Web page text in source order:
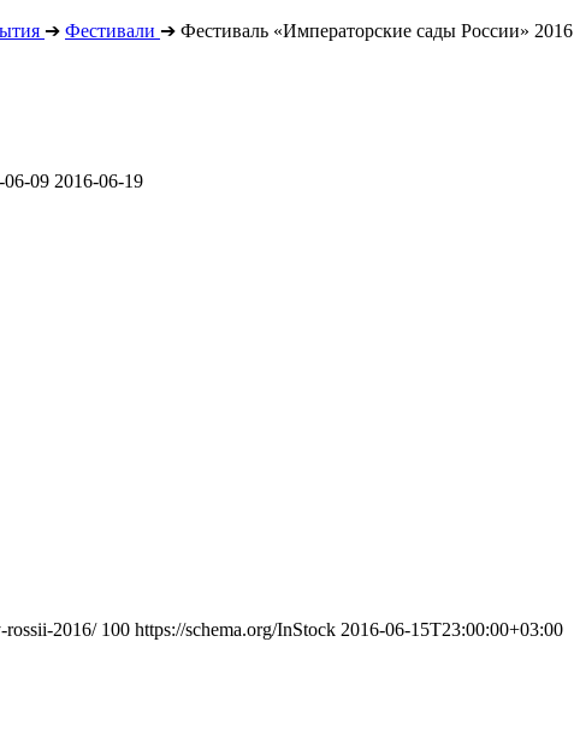
➔ Фестивали ➔ Фестиваль «Императорские сады России» 2016
06-09 2016-06-19
rossii-2016/ 100 https://schema.org/InStock 2016-06-15T23:00:00+03:00